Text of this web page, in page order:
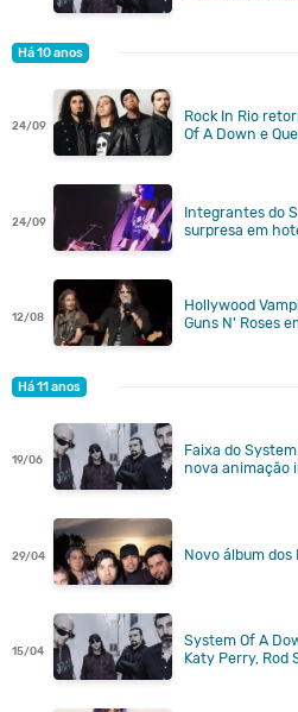
Há 10 anos
24/09
Rock In Rio
Of A Down e
24/09
Integrantes do
surpresa em
12/08
Hollywood
Guns N' Roses
Há 11 anos
19/06
Faixa do
nova animação
29/04 Novo álbum
15/04
System Of A
Katy Perry, Rod